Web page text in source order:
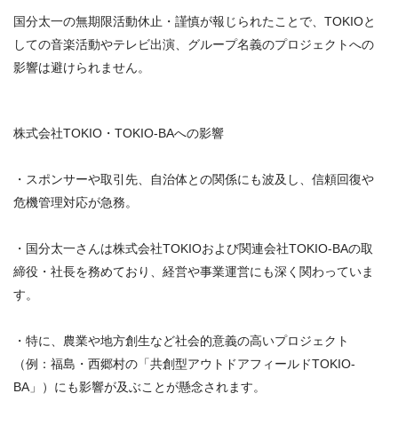
国分太一の無期限活動休止・謹慎が報じられたことで、TOKIOと
しての音楽活動やテレビ出演、グループ名義のプロジェクトへの
影響は避けられません。
株式会社TOKIO・TOKIO-BAへの影響
・スポンサーや取引先、自治体との関係にも波及し、信頼回復や
危機管理対応が急務。
・国分太一さんは株式会社TOKIOおよび関連会社TOKIO-BAの取
締役・社長を務めており、経営や事業運営にも深く関わっていま
す。
・特に、農業や地方創生など社会的意義の高いプロジェクト
（例：福島・西郷村の「共創型アウトドアフィールドTOKIO-
BA」）にも影響が及ぶことが懸念されます。